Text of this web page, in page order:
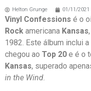
Helton Grunge 01/11/2021
Vinyl Confessions é o
Rock americana Kansas
1982. Este álbum inclui
chegou ao Top 20 e é o
Kansas, superado
in the Wind.